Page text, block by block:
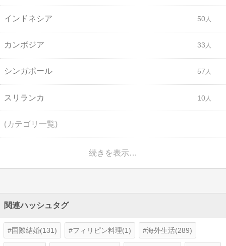
インドネシア 50
カンボジア 33
シンガポール 57
スリランカ 10
(カテゴリ一覧)
続きを表示…
関連ハッシュタグ
国際結婚(131) フィリピン料理(1) 海外生活(289)